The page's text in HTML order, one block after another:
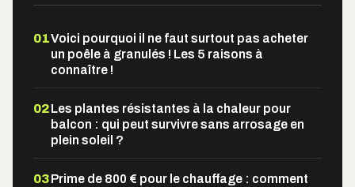
01Voici pourquoi il ne faut surtout pas acheter
un poêle à granulés ! Les 5 raisons à
connaître !
02Les plantes résistantes à la chaleur pour
balcon : qui peut survivre sans arrosage en
plein soleil ?
03Prime de 800 € pour le chauffage : comment